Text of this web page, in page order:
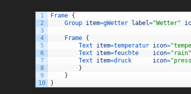
1
2
3
4
5
6
7
8
9
10
Frame {
Group item=gWetter label="Wetter"
Frame {
Text item=temperatur icon=
Text item=feuchte icon="rain"
Text item=druck icon=
}
}
}